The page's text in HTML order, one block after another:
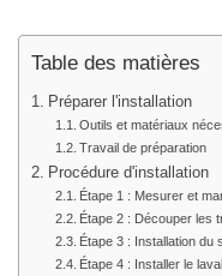
Table des matières
Préparer l'installation
Outils et matériaux
Travail de préparation
Procédure d'installation
Étape 1 : Mesurer et
Étape 2 : Découper les
Étape 3 : Installation du
Étape 4 : Installer le